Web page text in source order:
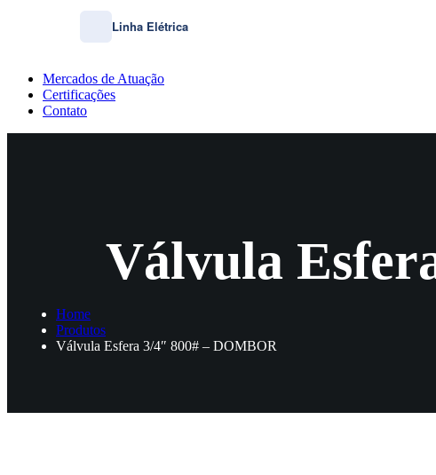
Linha Elétrica
Mercados de Atuação
Certificações
Contato
Válvula
Home
Produtos
Válvula Esfera 3/4″ 800# – DOMBOR